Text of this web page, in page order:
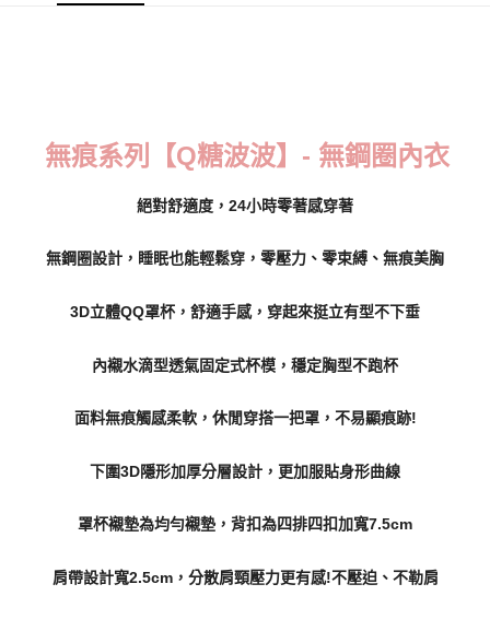
付款後萊爾富取貨
每筆NT$70，滿NT$798(含以上)免運費
每筆NT$100
國際配送 查看運費
無痕系列【Q糖波波】- 無鋼圈內衣
絕對舒適度，24小時零著感穿著
無鋼圈設計，睡眠也能輕鬆穿，零壓力、零束縛、無痕美胸
3D立體QQ罩杯，舒適手感，穿起來挺立有型不下垂
內襯水滴型透氣固定式杯模，穩定胸型不跑杯
面料無痕觸感柔軟，休閒穿搭一把罩，不易顯痕跡!
下圍3D隱形加厚分層設計，更加服貼身形曲線
罩杯襯墊為均勻襯墊，背扣為四排四扣加寬7.5cm
肩帶設計寬2.5cm，分散肩頸壓力更有感!不壓迫、不勒肩